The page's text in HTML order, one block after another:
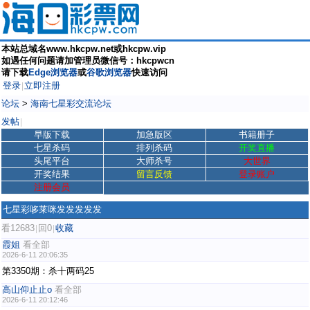
本站总域名www.hkcpw.net或hkcpw.vip
如遇任何问题请加管理员微信号：hkcpwcn
请下载Edge浏览器或谷歌浏览器快速访问
登录 立即注册
论坛 > 海南七星彩交流论坛
发帖
早版下载 加急版区
书籍册子
七星杀码
排列杀码
开奖直播
头尾平台
大师杀号
大世界
开奖结果
留言反馈
登录账户
注册会员
七星彩哆莱咪发发发发发
看12683 回0 收藏
霞姐 看全部
2026-6-11 20:06:35
第3350期：杀十两码25
高山仰止止o 看全部
2026-6-11 20:12:46